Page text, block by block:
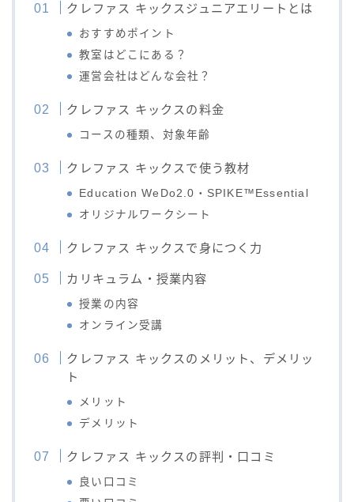
クレファス キックスジュニアエリートとは
おすすめポイント
教室はどこにある？
運営会社はどんな会社？
クレファス キックスの料金
コースの種類、対象年齢
クレファス キックスで使う教材
Education WeDo2.0・SPIKE™Essential
オリジナルワークシート
クレファス キックスで身につく力
カリキュラム・授業内容
授業の内容
オンライン受講
クレファス キックスのメリット、デメリッ
ト
メリット
デメリット
クレファス キックスの評判・口コミ
良い口コミ